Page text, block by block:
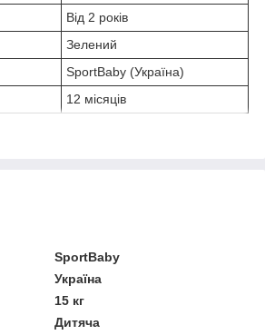
Від 2 років
Зелений
SportBaby (Україна)
12 місяців
SportBaby
Україна
15 кг
Дитяча